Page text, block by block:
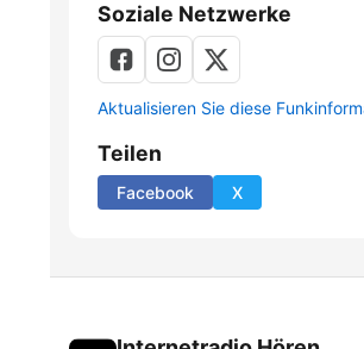
Soziale Netzwerke
Aktualisieren Sie diese
Teilen
Facebook X